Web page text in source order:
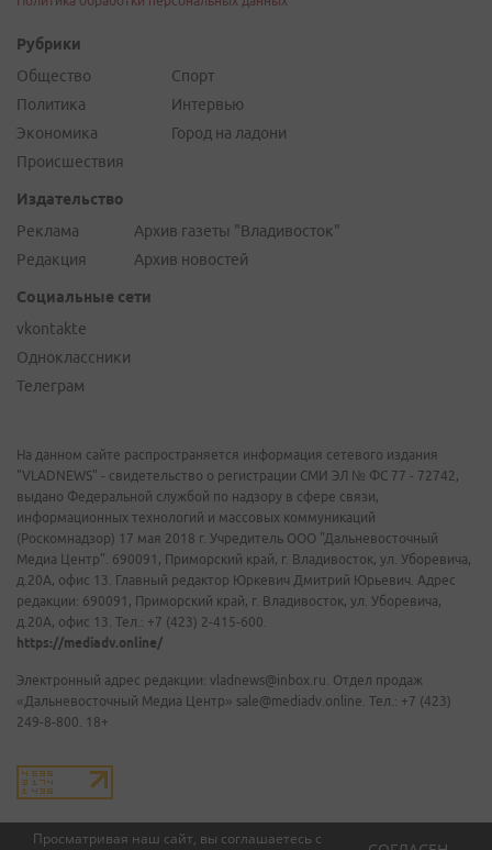
Просматривая наш сайт, вы соглашаетесь с
Рубрики
Общество
Политика
Экономика
Происшествия
Спорт
Интервью
Город на ладони
Издательство
Реклама
Редакция
Архив газеты "Владивосток"
Архив новостей
Социальные сети
vkontakte
Одноклассники
Телеграм
На данном сайте распространяется информация сетевого издания
"VLADNEWS" - свидетельство о регистрации СМИ ЭЛ № ФС 77 - 72742,
выдано Федеральной службой по надзору в сфере связи,
информационных технологий и массовых коммуникаций
(Роскомнадзор) 17 мая 2018 г. Учредитель ООО "Дальневосточный
Медиа Центр". 690091, Приморский край, г. Владивосток, ул. Уборевича,
д.20А, офис 13. Главный редактор Юркевич Дмитрий Юрьевич. Адрес
редакции: 690091, Приморский край, г. Владивосток, ул. Уборевича,
д.20А, офис 13. Тел.: +7 (423) 2-415-600.
https://mediadv.online/
Электронный адрес редакции: vladnews@inbox.ru. Отдел продаж
«Дальневосточный Медиа Центр» sale@mediadv.online. Тел.: +7 (423)
249-8-800. 18+